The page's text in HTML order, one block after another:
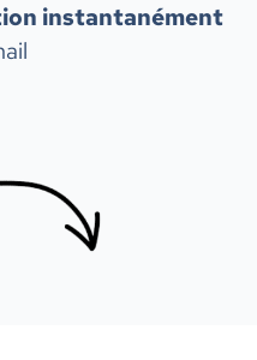
instantanément